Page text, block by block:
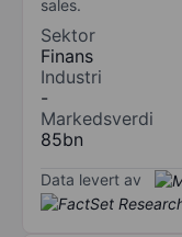
sales.
Sektor
Finans
Industri
-
Markedsverdi
85bn
Data levert av